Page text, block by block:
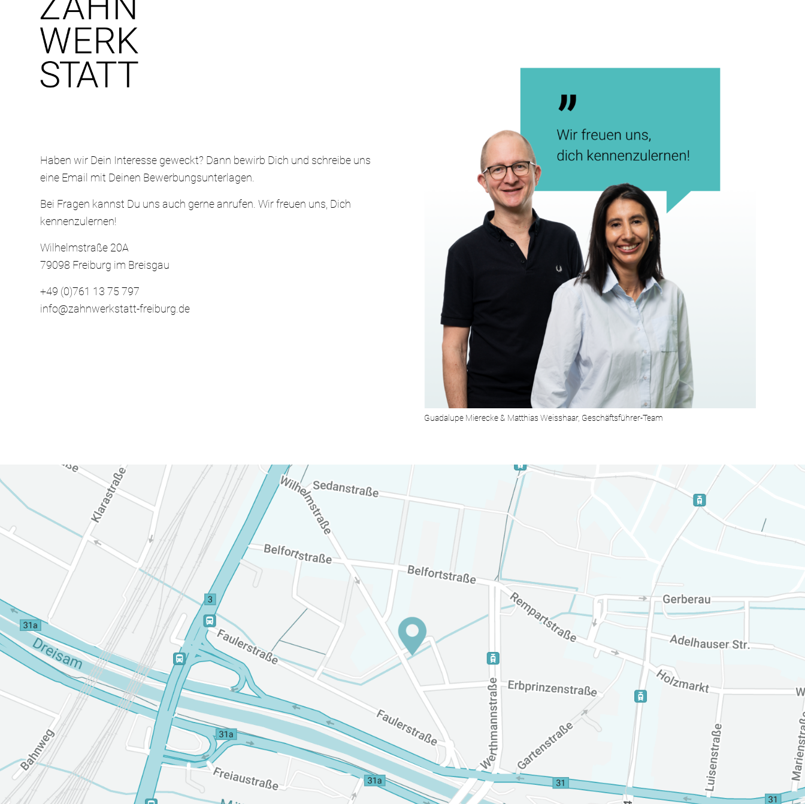
Haben wir Dein Interesse geweckt? Dann bewirb Dich und schreibe uns
eine Email mit Deinen Bewerbungsunterlagen.
Bei Fragen kannst Du uns auch gerne anrufen. Wir freuen uns, Dich
kennenzulernen!
Wilhelmstraße 20A
79098 Freiburg im Breisgau
+49 (0)761 13 75 797
info@zahnwerkstatt-freiburg.de
Guadalupe Mierecke & Matthias Weisshaar, Geschäftsführer-Team